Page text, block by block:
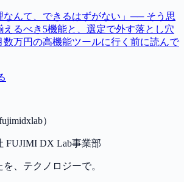
なんて、できるはずがない」── そう思
えるべき5機能と、選定で外す落とし穴
数万円の高機能ツールに行く前に読んで
）
FUJIMI DX Lab事業部
、テクノロジーで。